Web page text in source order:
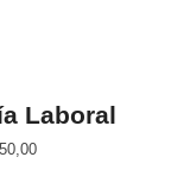
Laboral